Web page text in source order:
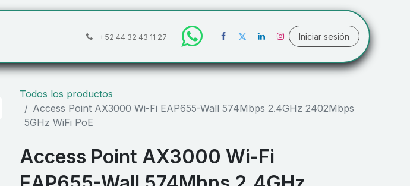
+52 44 32 43 11 27 Iniciar sesión
Todos los productos
Access Point AX3000 Wi-Fi EAP655-Wall 574Mbps 2.4GHz 2402Mbps
5GHz WiFi PoE
Access Point AX3000 Wi-Fi